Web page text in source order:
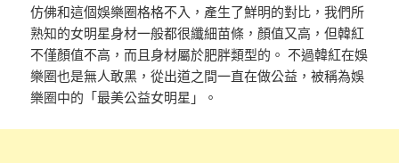
仿佛和這個娛樂圈格格不入，產生了鮮明的對比，我們所
熟知的女明星身材一般都很纖細苗條，顏值又高，但韓紅
不僅顏值不高，而且身材屬於肥胖類型的。 不過韓紅在娛
樂圈也是無人敢黑，從出道之間一直在做公益，被稱為娛
樂圈中的「最美公益女明星」。